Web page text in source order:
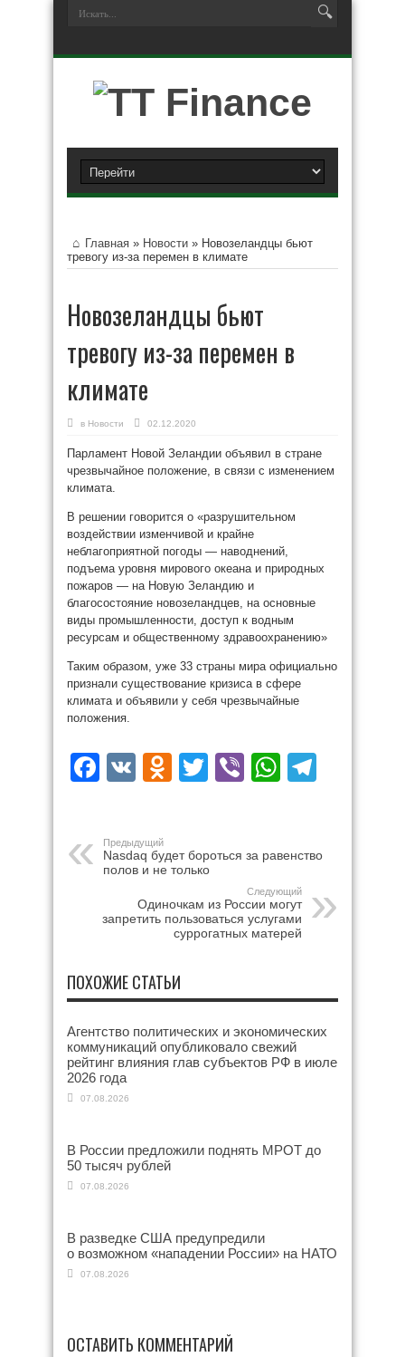
Главная » Новости » Новозеландцы бьют
тревогу из-за перемен в климате
Новозеландцы бьют
тревогу из-за перемен в
климате
в Новости 02.12.2020
Парламент Новой Зеландии объявил в стране
чрезвычайное положение, в связи с изменением
климата.
В решении говорится о «разрушительном
воздействии изменчивой и крайне
неблагоприятной погоды — наводнений,
подъема уровня мирового океана и природных
пожаров — на Новую Зеландию и
благосостояние новозеландцев, на основные
виды промышленности, доступ к водным
ресурсам и общественному здравоохранению»
Таким образом, уже 33 страны мира официально
признали существование кризиса в сфере
климата и объявили у себя чрезвычайные
положения.
Facebook
VK Odnoklassniki
Twitter
Viber
Предыдущий
Nasdaq будет бороться за равенство
полов и не только
Следующий
Одиночкам из России могут
запретить пользоваться услугами
суррогатных матерей
ПОХОЖИЕ СТАТЬИ
Агентство политических и экономических
коммуникаций опубликовало свежий
рейтинг влияния глав субъектов РФ в июле
2026 года
07.08.2026
В России предложили поднять МРОТ до
50 тысяч рублей
07.08.2026
В разведке США предупредили
о возможном «нападении России» на НАТО
07.08.2026
ОСТАВИТЬ КОММЕНТАРИЙ